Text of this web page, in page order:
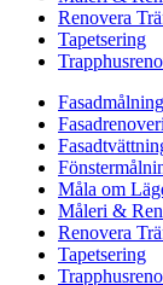
Renovera
Tapetsering
Fasadmålning
Måla om
Måleri &
Renovera
Tapetsering